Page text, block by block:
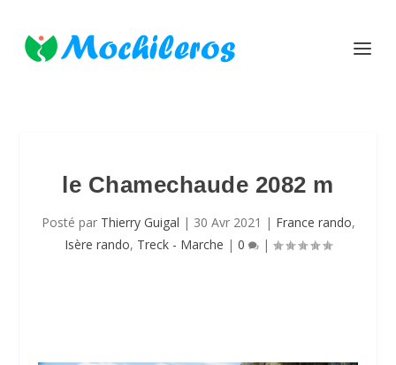
le Chamechaude 2082 m
Posté par Thierry Guigal | 30 Avr 2021 | France rando,
Isère rando, Treck - Marche | 0 |